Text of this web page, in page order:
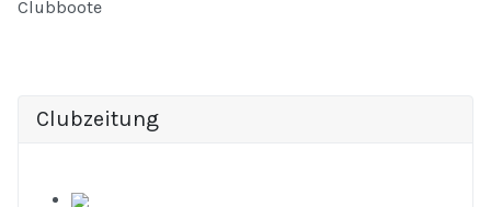
Clubboote
Clubzeitung